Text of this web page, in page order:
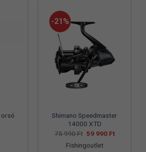
-21%
Shimano Speedmaster
14000 XTD
75 990Ft Original
was:
59 990 FtCurrent
Fishingoutlet